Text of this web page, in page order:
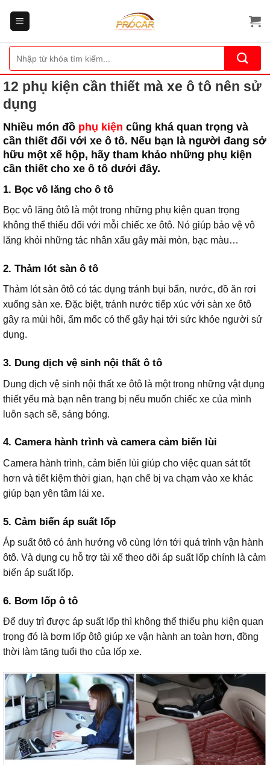
kiếm:
12 phụ kiện cần thiết mà xe ô tô nên sử
dụng
Nhiều món đồ phụ kiện cũng khá quan trọng và
cần thiết đối với xe ô tô. Nếu bạn là người đang sở
hữu một xế hộp, hãy tham khảo những phụ kiện
cần thiết cho xe ô tô dưới đây.
1. Bọc vô lăng cho ô tô
Bọc vô lăng ôtô là một trong những phụ kiện quan trọng
không thể thiếu đối với mỗi chiếc xe ôtô. Nó giúp bảo vệ vô
lăng khỏi những tác nhân xấu gây mài mòn, bạc màu…
2. Thảm lót sàn ô tô
Thảm lót sàn ôtô có tác dụng tránh bụi bẩn, nước, đồ ăn rơi
xuống sàn xe. Đặc biệt, tránh nước tiếp xúc với sàn xe ôtô
gây ra mùi hôi, ẩm mốc có thể gây hại tới sức khỏe người sử
dụng.
3. Dung dịch vệ sinh nội thất ô tô
Dung dịch vệ sinh nội thất xe ôtô là một trong những vật dụng
thiết yếu mà bạn nên trang bị nếu muốn chiếc xe của mình
luôn sạch sẽ, sáng bóng.
4. Camera hành trình và camera cảm biến lùi
Camera hành trình, cảm biến lùi giúp cho việc quan sát tốt
hơn và tiết kiệm thời gian, hạn chế bị va chạm vào xe khác
giúp bạn yên tâm lái xe.
5. Cảm biến áp suất lốp
Áp suất ôtô có ảnh hưởng vô cùng lớn tới quá trình vận hành
ôtô. Và dụng cụ hỗ trợ tài xế theo dõi áp suất lốp chính là cảm
biến áp suất lốp.
6. Bơm lốp ô tô
Để duy trì được áp suất lốp thì không thể thiếu phụ kiện quan
trọng đó là bơm lốp ôtô giúp xe vận hành an toàn hơn, đồng
thời làm tăng tuổi thọ của lốp xe.